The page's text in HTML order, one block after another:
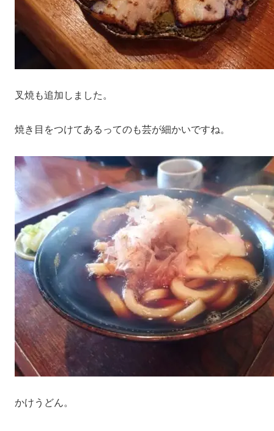
叉焼も追加しました。
焼き目をつけてあるってのも芸が細かいですね。
かけうどん。